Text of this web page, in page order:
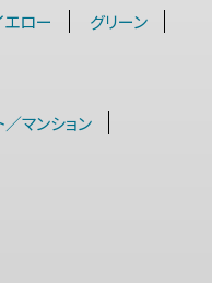
エロー
グリーン
マンション